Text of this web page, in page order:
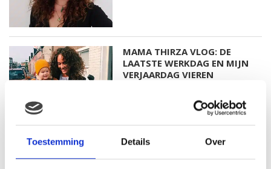
Toestemming Details Over
MAMA THIRZA VLOG: DE
LAATSTE WERKDAG EN MIJN
VERJAARDAG VIEREN
FEEST, WANT REBEL IS JARIG!